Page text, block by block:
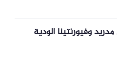
وفيورنتينا الودية